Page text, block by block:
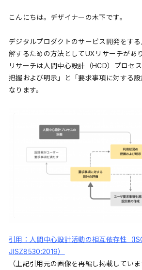
こんにちは。デザイナーの木下です。
デジタルプロダクトのサービス開発をす
解するための方法としてUXリサーチがあ
リサーチは人間中心設計（HCD）プロセ
把握および明示」と「要求事項に対する
なります。
引用：人間中心設計活動の相互依存性（
JISZ8530:2019）
（上記引用元の画像を再編し掲載していま